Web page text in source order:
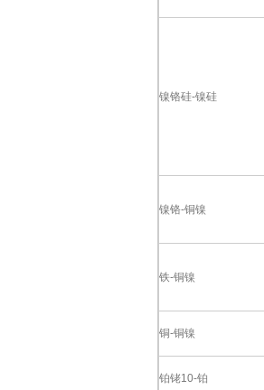
镍铬硅-镍硅
镍铬-铜镍
铁-铜镍
铜-铜镍
铂铑10-铂